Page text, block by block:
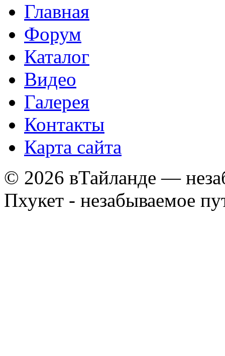
Главная
Форум
Каталог
Видео
Галерея
Контакты
Карта сайта
© 2026 вТайланде —
Пхукет - незабываемое